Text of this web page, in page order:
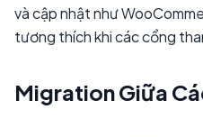
và cập nhật như
tương thích khi các cổng
Migration Giữa